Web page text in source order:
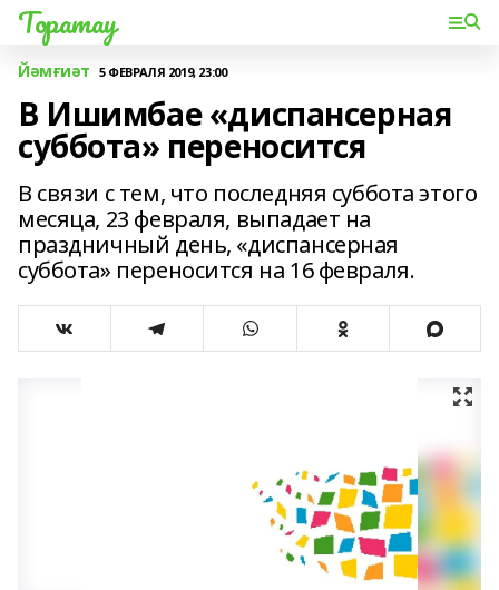
Торатау
Йәмғиәт 5 ФЕВРАЛЯ 2019, 23:00
В Ишимбае «диспансерная
суббота» переносится
В связи с тем, что последняя суббота этого
месяца, 23 февраля, выпадает на
праздничный день, «диспансерная
суббота» переносится на 16 февраля.